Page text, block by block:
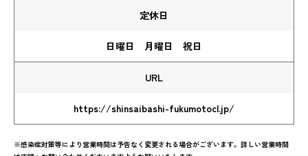
定休日
日曜日 月曜日 祝日
URL
https://shinsaibashi-fukumotocl.jp/
※感染症対策等により営業時間は予告なく変更される場合がございます。詳しい営業時間